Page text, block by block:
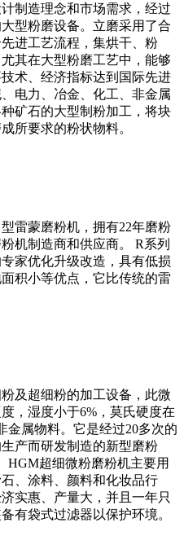
制造理念和市场需求，经过
型粉磨设备。立磨采用了合
进工艺流程，集烘干、粉
其在大型粉磨工艺中，能够
术、经济指标达到国际先进
电力、冶金、化工、非金属
矿石的大型制粉加工，将块
所要求的粉状物料。
雷蒙磨粉机，拥有22年磨粉
机制造商和供应商。 R系列
家优化升级改造，具有低损
积小等优点，它比传统的雷
及超细粉的加工设备，此微
，湿度小于6%，莫氏硬度在
金属物料。它是经过20多次的
产而研发制造的新型磨粉
HGM超细微粉磨粉机主要用
、涂料、颜料和化妆品行
实惠、产量大，并且一年只
有袋式过滤器以保护环境。